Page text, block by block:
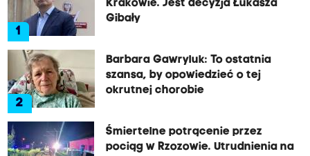
1
Krakowie. Jest decyzja Łukasza
Gibały
2
Barbara Gawryluk: To ostatnia
szansa, by opowiedzieć o tej
okrutnej chorobie
Śmiertelne potrącenie przez
pociąg w Rzozowie. Utrudnienia na